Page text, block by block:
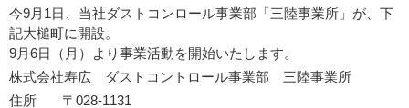
今9月1日、当社ダストコンロール事業部「三陸事業所」が、下
記大槌町に開設。
9月6日（月）より事業活動を開始いたします。
株式会社寿広 ダストコントロール事業部 三陸事業所
住所 〒028-1131